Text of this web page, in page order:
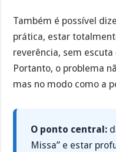
Também é possível
prática, estar
reverência, sem
Portanto, o problema
mas no modo como a
O ponto central:
Missa” e estar